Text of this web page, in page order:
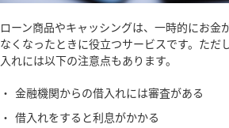
ローン商品やキャッシングは、一時的にお金
なくなったときに役立つサービスです。ただ
入れには以下の注意点もあります。
・ 金融機関からの借入れには審査がある
・ 借入れをすると利息がかかる